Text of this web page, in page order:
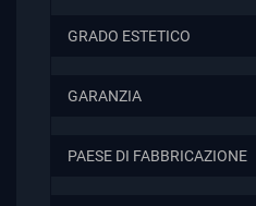
GRADO ESTETICO
GARANZIA
PAESE DI FABBRICAZIONE